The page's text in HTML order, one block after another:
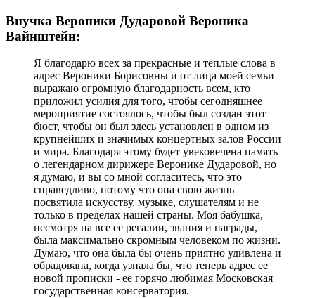
Внучка Вероники Дударовой Вероника
Вайнштейн:
Я благодарю всех за прекрасные и теплые слова в
адрес Вероники Борисовны и от лица моей семьи
выражаю огромную благодарность всем, кто
приложил усилия для того, чтобы сегодняшнее
мероприятие состоялось, чтобы был создан этот
бюст, чтобы он был здесь установлен в одном из
крупнейших и значимых концертных залов России
и мира. Благодаря этому будет увековечена память
о легендарном дирижере Веронике Дударовой, но
я думаю, и вы со мной согласитесь, что это
справедливо, потому что она свою жизнь
посвятила искусству, музыке, слушателям и не
только в пределах нашей страны. Моя бабушка,
несмотря на все ее регалии, звания и награды,
была максимально скромным человеком по жизни.
Думаю, что она была бы очень приятно удивлена и
обрадована, когда узнала бы, что теперь адрес ее
новой прописки - ее горячо любимая Московская
государственная консерватория.